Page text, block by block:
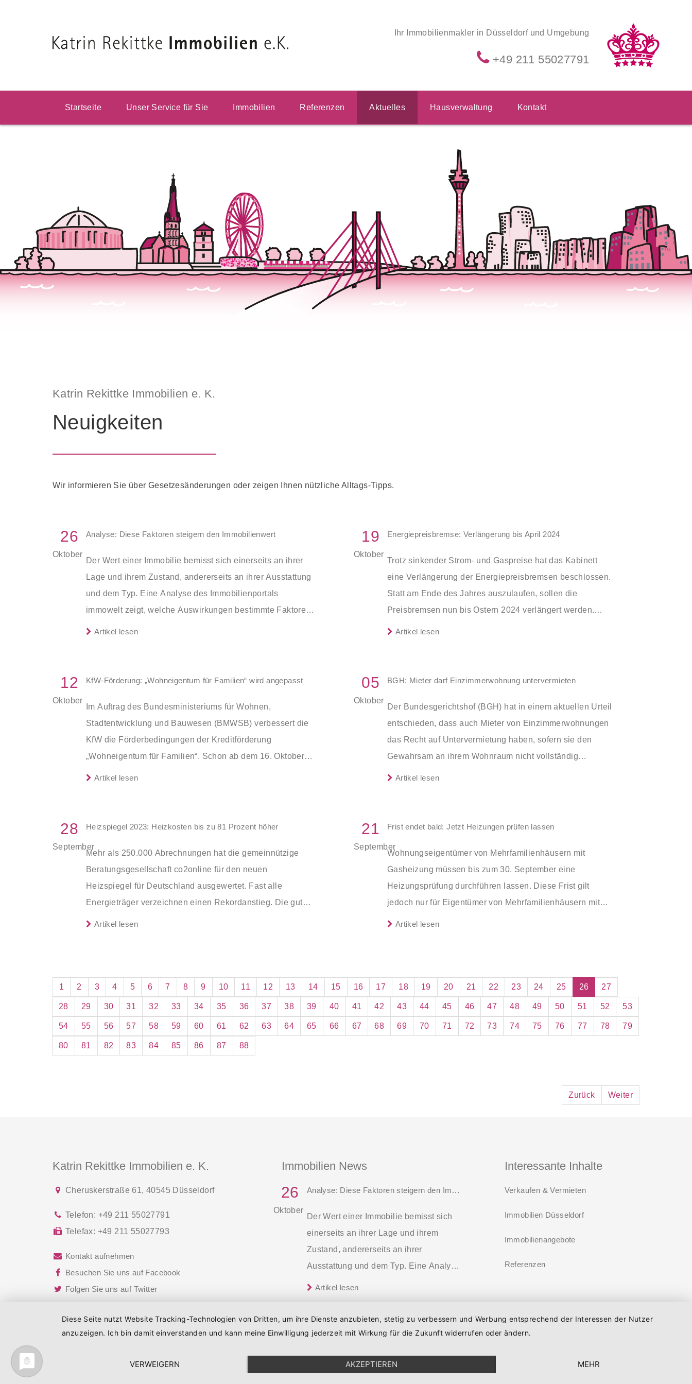
Ihr Immobilienmakler in Düsseldorf und Umgebung
+49 211 55027791
Startseite Unser Service für Sie Immobilien Referenzen Aktuelles Hausverwaltung Kontakt
Katrin Rekittke Immobilien e. K.
Neuigkeiten
Wir informieren Sie über Gesetzesänderungen oder zeigen Ihnen nützliche Alltags-Tipps.
26
Oktober
Analyse: Diese Faktoren steigern den Immobilienwert
Der Wert einer Immobilie bemisst sich einerseits an ihrer
Lage und ihrem Zustand, andererseits an ihrer Ausstattung
und dem Typ. Eine Analyse des Immobilienportals
immowelt zeigt, welche Auswirkungen bestimmte Faktoren
einer Wohnung auf den Preis haben.
Artikel lesen
19
Oktober
Energiepreisbremse: Verlängerung bis April 2024
Trotz sinkender Strom- und Gaspreise hat das Kabinett
eine Verlängerung der Energiepreisbremsen beschlossen.
Statt am Ende des Jahres auszulaufen, sollen die
Preisbremsen nun bis Ostern 2024 verlängert werden.
Zugleich soll der ermäßigte Umsatzsteuersatz bei Gas und
Artikel lesen
12
Oktober
KfW-Förderung: „Wohneigentum für Familien“ wird angepasst
Im Auftrag des Bundesministeriums für Wohnen,
Stadtentwicklung und Bauwesen (BMWSB) verbessert die
KfW die Förderbedingungen der Kreditförderung
„Wohneigentum für Familien“. Schon ab dem 16. Oktober
werden die Einkommensgrenze und die
Artikel lesen
05
Oktober
BGH: Mieter darf Einzimmerwohnung untervermieten
Der Bundesgerichtshof (BGH) hat in einem aktuellen Urteil
entschieden, dass auch Mieter von Einzimmerwohnungen
das Recht auf Untervermietung haben, sofern sie den
Gewahrsam an ihrem Wohnraum nicht vollständig
aufgeben.
Artikel lesen
28
September
Heizspiegel 2023: Heizkosten bis zu 81 Prozent höher
Mehr als 250.000 Abrechnungen hat die gemeinnützige
Beratungsgesellschaft co2online für den neuen
Heizspiegel für Deutschland ausgewertet. Fast alle
Energieträger verzeichnen einen Rekordanstieg. Die gute
Nachricht: die aktuelle Prognose macht etwas Hoffnung.
Artikel lesen
21
September
Frist endet bald: Jetzt Heizungen prüfen lassen
Wohnungseigentümer von Mehrfamilienhäusern mit
Gasheizung müssen bis zum 30. September eine
Heizungsprüfung durchführen lassen. Diese Frist gilt
jedoch nur für Eigentümer von Mehrfamilienhäusern mit
mehr als zehn Wohnungen. Alle anderen haben noch ein
Artikel lesen
1 2 3 4 5 6 7 8 9 10 11 12 13 14 15 16 17 18 19 20 21 22 23 24 25 26 27
28 29 30 31 32 33 34 35 36 37 38 39 40 41 42 43 44 45 46 47 48 49 50 51 52 53
54 55 56 57 58 59 60 61 62 63 64 65 66 67 68 69 70 71 72 73 74 75 76 77 78 79
80 81 82 83 84 85 86 87 88
Zurück Weiter
Katrin Rekittke Immobilien e. K.
Cheruskerstraße 61, 40545 Düsseldorf
Telefon: +49 211 55027791
Telefax: +49 211 55027793
Kontakt aufnehmen
Besuchen Sie uns auf Facebook
Folgen Sie uns auf Twitter
Immobilien News
26
Oktober
Analyse: Diese Faktoren steigern den Immobilienwert
Der Wert einer Immobilie bemisst sich
einerseits an ihrer Lage und ihrem
Zustand, andererseits an ihrer
Ausstattung und dem Typ. Eine Analyse
des Immobilienportals immowelt zeigt,
Faktoren einer Wohnung auf den Preis
haben.
Artikel lesen
Interessante Inhalte
Verkaufen & Vermieten
Immobilien Düsseldorf
Immobilienangebote
Referenzen
© 2026 Katrin Rekittke Immobilien e. K. Datenschutz
Diese Seite nutzt Website Tracking-Technologien von Dritten, um ihre Dienste anzubieten, stetig zu verbessern und Werbung entsprechend der Interessen der Nutzer
anzuzeigen. Ich bin damit einverstanden und kann meine Einwilligung jederzeit mit Wirkung für die Zukunft widerrufen oder ändern.
VERWEIGERN AKZEPTIEREN MEHR